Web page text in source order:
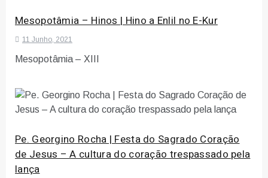
Mesopotâmia – Hinos | Hino a Enlil no E-Kur
11 Junho, 2021
Mesopotâmia – XIII
Pe. Georgino Rocha | Festa do Sagrado Coração
de Jesus – A cultura do coração trespassado pela
lança